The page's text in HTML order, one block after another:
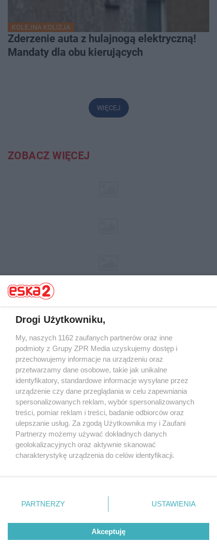
KOLEJNA KOLIZJA
Zderzenie auta z hulajnogą elektryczną!
Mandaty dla obu kierujących
WIĘCEJ
ZOBACZ WIĘCEJ
Żaden utwór zamieszczony w serwisie nie może być powielany i
rozpowszechniany lub dalej rozpowszechniany w jakikolwiek sposób (w
tym także elektroniczny lub mechaniczny) na jakimkolwiek polu
eksploatacji w jakiejkolwiek formie, włącznie z umieszczaniem w
Internecie bez pisemnej zgody właściciela praw. Jakiekolwiek użycie lub
wykorzystanie utworów w całości lub w części z naruszeniem prawa,
tzn. bez właściwej zgody, jest zabronione pod groźbą kary i może być
ścigane prawnie.
Drogi Użytkowniku,
My, naszych 1162 zaufanych partnerów oraz inne
podmioty z Grupy ZPR Media uzyskujemy dostęp i
przechowujemy informacje na urządzeniu oraz
przetwarzamy dane osobowe, takie jak unikalne
identyfikatory, standardowe informacje wysyłane przez
urządzenie czy dane przeglądania w celu zapewniania
spersonalizowanych reklam, wybór spersonalizowanych
treści, pomiar reklam i treści, badanie odbiorców oraz
ulepszanie usług. Za zgodą Użytkownika my i Zaufani
Partnerzy możemy używać dokładnych danych
geolokalizacyjnych oraz aktywnie skanować
charakterystykę urządzenia do celów identyfikacji.
zmienić/wycofać klikając przycisk ustawień prywatności
znajdujący się w lewym dolnym rogu strony
rodzaje przetwarzania danych nie wymagają zgody
użytkownika, ale masz prawo sprzeciwić się takiemu
przetwarzaniu. Preferencje będą miały zastosowanie tylko
PARTNERZY USTAWIENIA
Akceptuję